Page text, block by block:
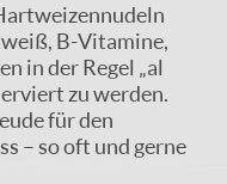
B-Vitamine,
in der Regel „al
zu werden.
für den
– so oft und gerne